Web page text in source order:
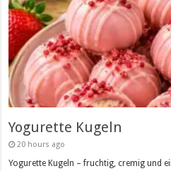
Yogurette Kugeln
20 hours ago
Yogurette Kugeln – fruchtig, cremig und